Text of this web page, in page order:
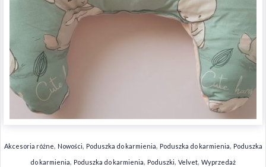
Akcesoria różne, Nowości, Poduszka do karmienia, Poduszka do karmienia, Poduszka
do karmienia, Poduszka do karmienia, Poduszki, Velvet, Wyprzedaż